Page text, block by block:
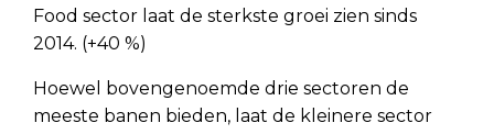
Food sector laat de sterkste groei zien sinds
2014. (+40 %)
Hoewel bovengenoemde drie sectoren de
meeste banen bieden, laat de kleinere sector